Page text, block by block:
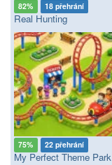
82% 18 přehrání
Real Hunting
75% 22 přehrání
My Perfect Theme Park